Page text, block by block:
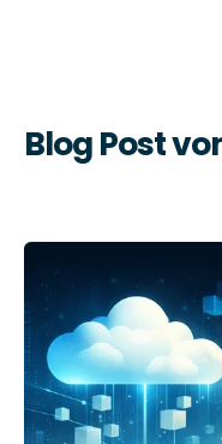
Blog Post